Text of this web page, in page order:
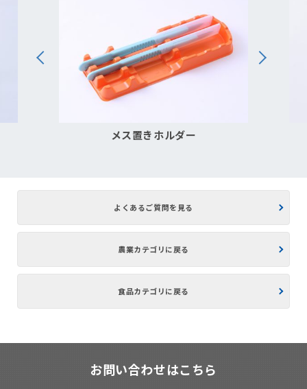
メス置きホルダー
よくあるご質問を見る
農業カテゴリに戻る
食品カテゴリに戻る
お問い合わせはこちら